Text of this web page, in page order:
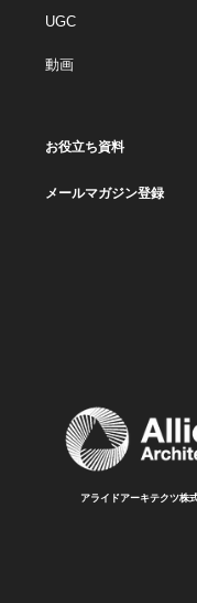
UGC
動画
お役立ち資料
メールマガジン登録
アライドアーキテクツ株